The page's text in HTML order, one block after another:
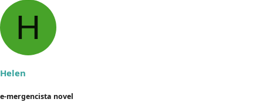
H
Helen
e-mergencista novel